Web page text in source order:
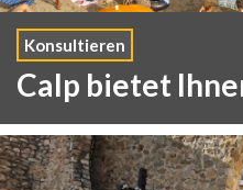
Konsultieren
Calp bietet